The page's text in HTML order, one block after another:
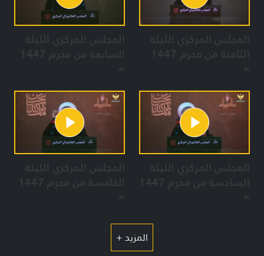
المجلس المركزي الليلة
الثامنة من محرم 1447
هـ
المجلس المركزي الليلة
السابعة من محرم 1447
هـ
المجلس المركزي الليلة
السادسة من محرم 1447
هـ
المجلس المركزي الليلة
الخامسة من محرم 1447
هـ
المزيد +